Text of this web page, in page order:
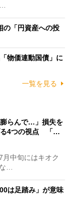
の「円資産への投
物価連動国債」に
一覧を見る
膨らんで…」損失を
る4つの視点 「…
中旬にはキオク
…
は足踏み」が意味